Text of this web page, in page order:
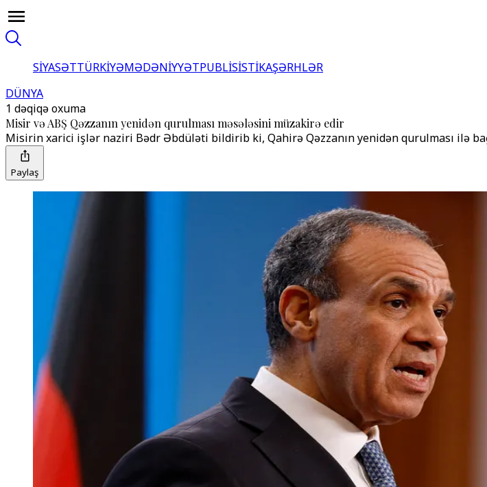
SİYASƏTTÜRKİYƏMƏDƏNİYYƏTPUBLİSİSTİKAŞƏRHLƏR
DÜNYA
1 dəqiqə oxuma
Misir və ABŞ Qəzzanın yenidən qurulması məsələsini müzakirə edir
Misirin xarici işlər naziri Bədr Əbdüləti bildirib ki, Qahirə Qəzzanın yenidən qurulması ilə
Paylaş